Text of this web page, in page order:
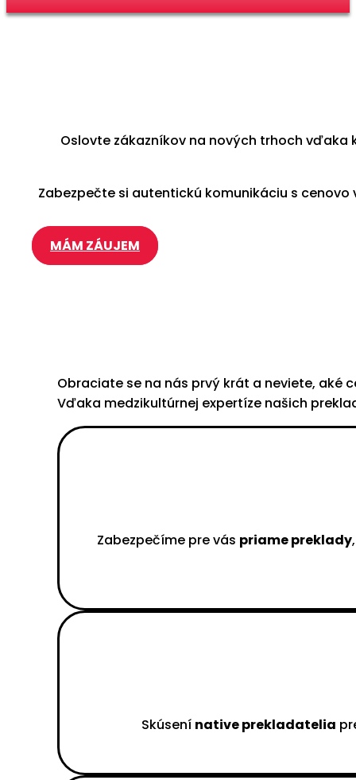
Oslovte zákazníkov na nových trhoch
Zabezpečte si autentickú komunikáciu s
MÁM ZÁUJEM
Obraciate se na nás prvý krát a neviete, aké
Vďaka medzikultúrnej expertíze našich
Zabezpečíme pre vás priame preklady
Skúsení native prekladatelia